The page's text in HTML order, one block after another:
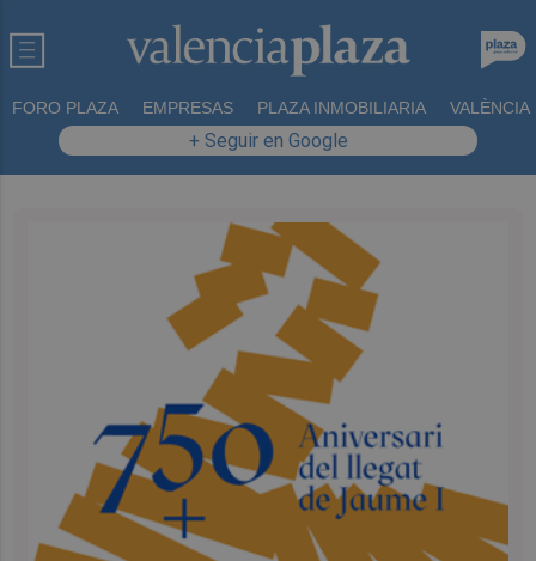
FORO PLAZA EMPRESAS PLAZA INMOBILIARIA VALÈNCIA
+ Seguir en Google